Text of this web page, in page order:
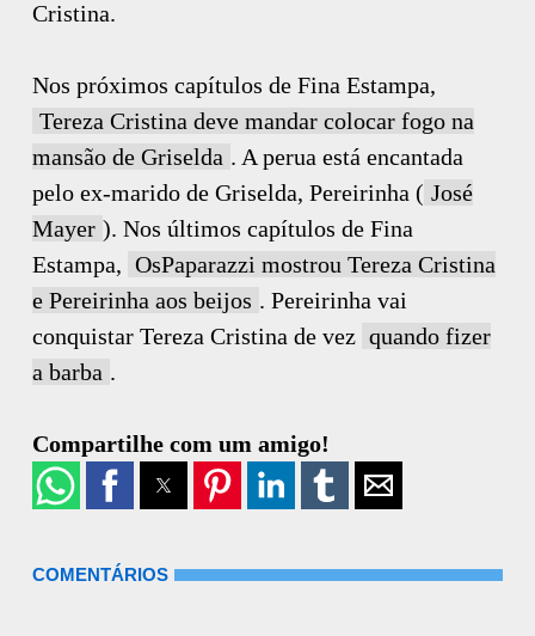
Cristina.
Nos próximos capítulos de Fina Estampa,
Tereza Cristina deve mandar colocar fogo na
mansão de Griselda . A perua está encantada
pelo ex-marido de Griselda, Pereirinha ( José
Mayer ). Nos últimos capítulos de Fina
Estampa, OsPaparazzi mostrou Tereza Cristina
e Pereirinha aos beijos . Pereirinha vai
conquistar Tereza Cristina de vez quando fizer
a barba .
Compartilhe com um amigo!
COMENTÁRIOS